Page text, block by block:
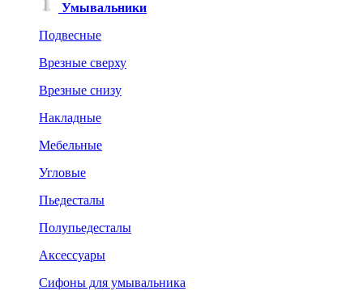
Умывальники
Подвесные
Врезные сверху
Врезные снизу
Накладные
Мебельные
Угловые
Пьедесталы
Полупьедесталы
Аксессуары
Сифоны для умывальника